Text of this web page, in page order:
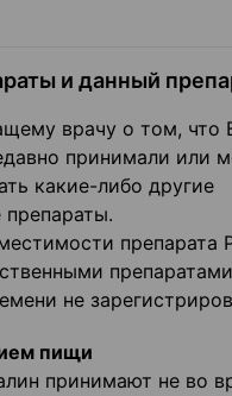
и данный
врачу о том, что
принимали или
какие-либо другие
препараты.
препарата
не
пищи
принимают не во